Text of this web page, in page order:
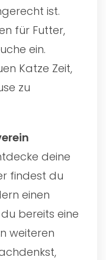
ist.
für Futter,
ein.
Katze Zeit,
zu
deine
findest du
einen
du bereits eine
weiteren